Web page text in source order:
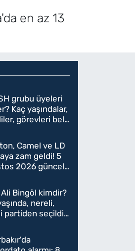
en az 13
grubu üyeleri
Kaç yaşındalar,
görevleri belli
Camel ve LD
zam geldi! 5
2026 güncel
Bingöl kimdir?
nereli,
partiden seçildi?
mi geçecek?